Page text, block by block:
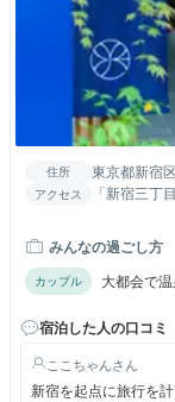
住所 東京都新宿
アクセス
「新宿三丁
みんなの過ごし方
カップル 大都会で
宿泊した人の口コミ
ここちゃん
新宿を起点に旅行を